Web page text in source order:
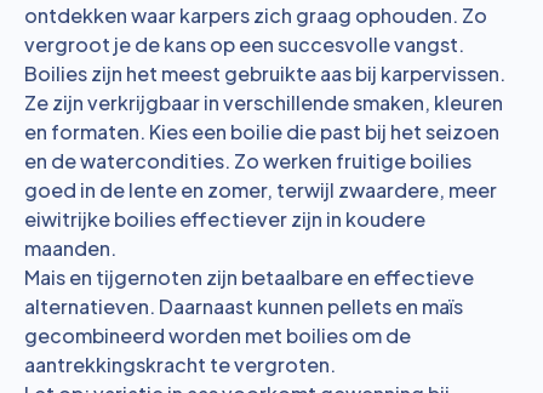
ontdekken waar karpers zich graag ophouden. Zo
vergroot je de kans op een succesvolle vangst.
Boilies zijn het meest gebruikte aas bij karpervissen.
Ze zijn verkrijgbaar in verschillende smaken, kleuren
en formaten. Kies een boilie die past bij het seizoen
en de watercondities. Zo werken fruitige boilies
goed in de lente en zomer, terwijl zwaardere, meer
eiwitrijke boilies effectiever zijn in koudere
maanden.
Mais en tijgernoten zijn betaalbare en effectieve
alternatieven. Daarnaast kunnen pellets en maïs
gecombineerd worden met boilies om de
aantrekkingskracht te vergroten.